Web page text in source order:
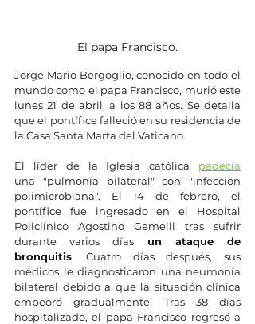
El papa Francisco.
Jorge Mario Bergoglio, conocido en todo el
mundo como el papa Francisco, murió este
lunes 21 de abril, a los 88 años. Se detalla
que el pontífice falleció en su residencia de
la Casa Santa Marta del Vaticano.
El líder de la Iglesia católica padecía
una "pulmonía bilateral" con "infección
polimicrobiana". El 14 de febrero, el
pontífice fue ingresado en el Hospital
Policlínico Agostino Gemelli tras sufrir
durante varios días un ataque de
bronquitis. Cuatro días después, sus
médicos le diagnosticaron una neumonía
bilateral debido a que la situación clínica
empeoró gradualmente. Tras 38 días
hospitalizado, el papa Francisco regresó a